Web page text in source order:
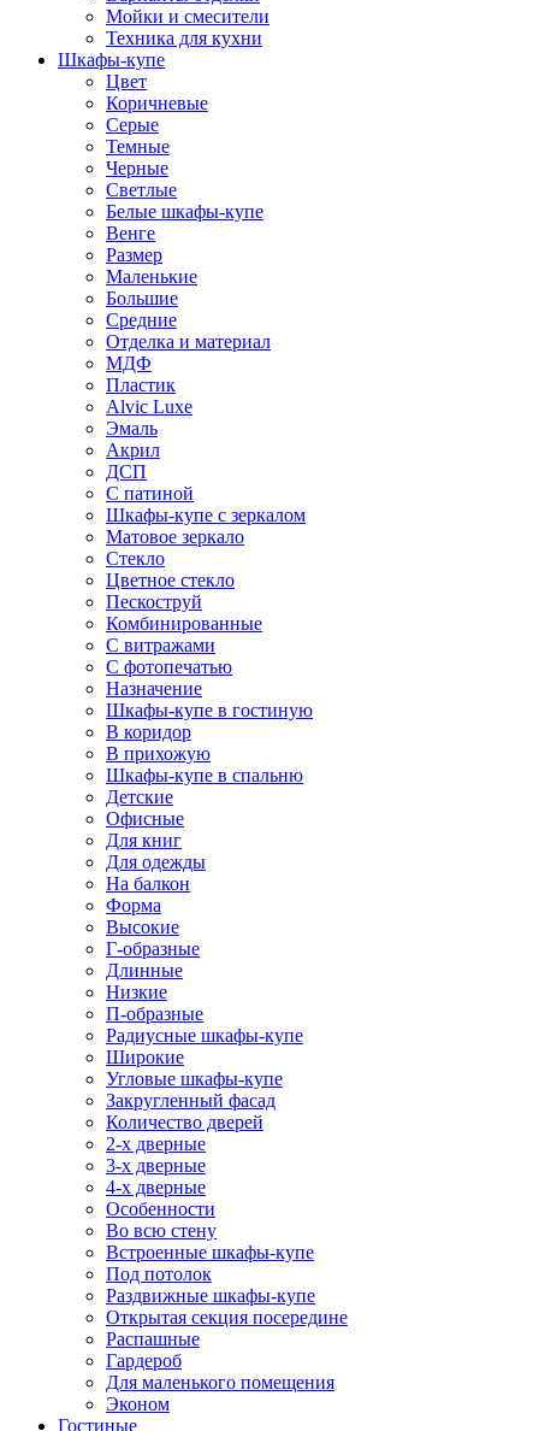
Мойки и смесители
Техника для кухни
Шкафы-купе
Цвет
Коричневые
Серые
Темные
Черные
Светлые
Белые шкафы-купе
Венге
Размер
Маленькие
Большие
Средние
Отделка и материал
МДФ
Пластик
Alvic Luxe
Эмаль
Акрил
ДСП
С патиной
Шкафы-купе с зеркалом
Матовое зеркало
Стекло
Цветное стекло
Пескоструй
Комбинированные
С витражами
С фотопечатью
Назначение
Шкафы-купе в гостиную
В коридор
В прихожую
Шкафы-купе в спальню
Детские
Офисные
Для книг
Для одежды
На балкон
Форма
Высокие
Г-образные
Длинные
Низкие
П-образные
Радиусные шкафы-купе
Широкие
Угловые шкафы-купе
Закругленный фасад
Количество дверей
2-х дверные
3-х дверные
4-х дверные
Особенности
Во всю стену
Встроенные шкафы-купе
Под потолок
Раздвижные шкафы-купе
Открытая секция посередине
Распашные
Гардероб
Для маленького помещения
Эконом
Гостиные